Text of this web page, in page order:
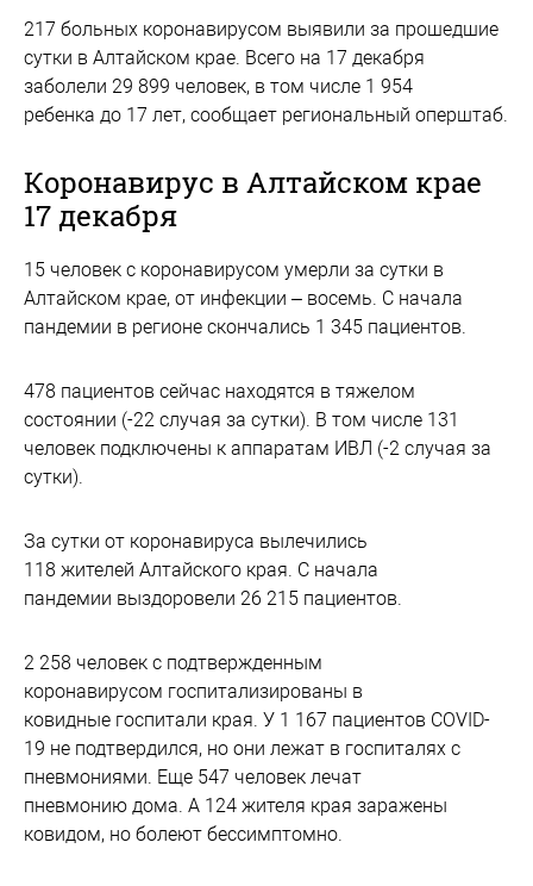
217 больных коронавирусом выявили за прошедшие
сутки в Алтайском крае. Всего на 17 декабря
заболели 29 899 человек, в том числе 1 954
ребенка до 17 лет, сообщает региональный оперштаб.
Коронавирус в Алтайском крае
17 декабря
15 человек с коронавирусом умерли за сутки в
Алтайском крае, от инфекции – восемь. С начала
пандемии в регионе скончались 1 345 пациентов.
478 пациентов сейчас находятся в тяжелом
состоянии (-22 случая за сутки). В том числе 131
человек подключены к аппаратам ИВЛ (-2 случая за
сутки).
За сутки от коронавируса вылечились
118 жителей Алтайского края. С начала
пандемии выздоровели 26 215 пациентов.
2 258 человек с подтвержденным
коронавирусом госпитализированы в
ковидные госпитали края. У 1 167 пациентов COVID-
19 не подтвердился, но они лежат в госпиталях с
пневмониями. Еще 547 человек лечат
пневмонию дома. А 124 жителя края заражены
ковидом, но болеют бессимптомно.